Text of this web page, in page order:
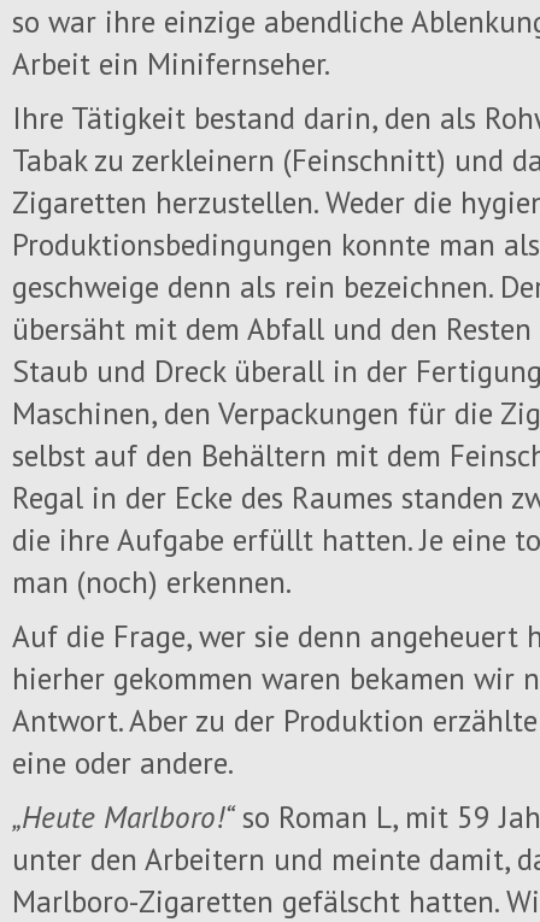
so war ihre einzige abendliche
Arbeit ein Minifernseher.
Ihre Tätigkeit bestand darin, den als
Tabak zu zerkleinern (Feinschnitt) und
Zigaretten herzustellen. Weder die
Produktionsbedingungen konnte man
geschweige denn als rein bezeichnen.
übersäht mit dem Abfall und den
Staub und Dreck überall in der
Maschinen, den Verpackungen für die
selbst auf den Behältern mit dem
Regal in der Ecke des Raumes standen
die ihre Aufgabe erfüllt hatten. Je eine
man (noch) erkennen.
Auf die Frage, wer sie denn angeheuert
hierher gekommen waren bekamen wir
Antwort. Aber zu der Produktion
eine oder andere.
„Heute Marlboro!“so Roman L, mit 59
unter den Arbeitern und meinte damit,
Marlboro-Zigaretten gefälscht hatten.